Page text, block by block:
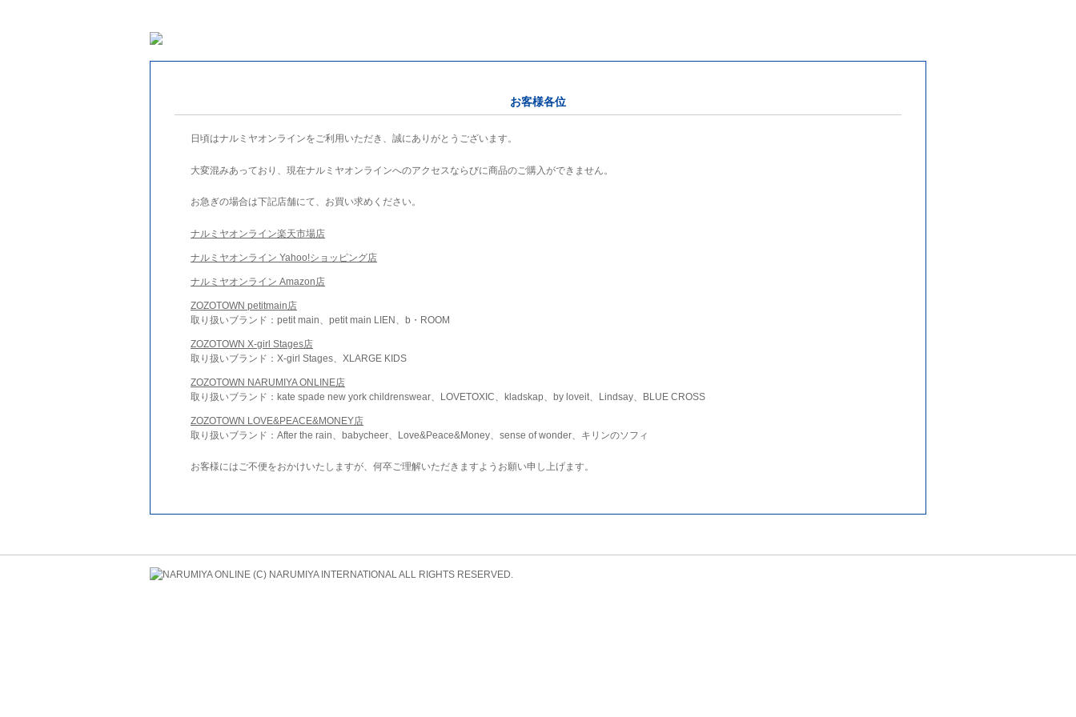
お客様各位
日頃はナルミヤオンラインをご利用いただき、誠にありがとうございます。
大変混みあっており、現在ナルミヤオンラインへのアクセスならびに商品のご購入ができません。
お急ぎの場合は下記店舗にて、お買い求めください。
ナルミヤオンライン楽天市場店
ナルミヤオンライン Yahoo!ショッピング店
ナルミヤオンライン Amazon店
ZOZOTOWN petitmain店
取り扱いブランド：petit main、petit main LIEN、b・ROOM
ZOZOTOWN X-girl Stages店
取り扱いブランド：X-girl Stages、XLARGE KIDS
ZOZOTOWN NARUMIYA ONLINE店
取り扱いブランド：kate spade new york childrenswear、LOVETOXIC、kladskap、by loveit、Lindsay、BLUE CROSS
ZOZOTOWN LOVE&PEACE&MONEY店
取り扱いブランド：After the rain、babycheer、Love&Peace&Money、sense of wonder、キリンのソフィ
お客様にはご不便をおかけいたしますが、何卒ご理解いただきますようお願い申し上げます。